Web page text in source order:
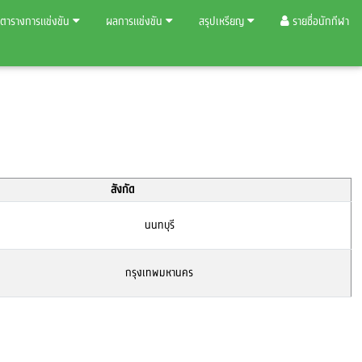
ตารางการแข่งขัน ผลการแข่งขัน สรุปเหรียญ รายชื่อนักกีฬา
สังกัด
นนทบุรี
กรุงเทพมหานคร